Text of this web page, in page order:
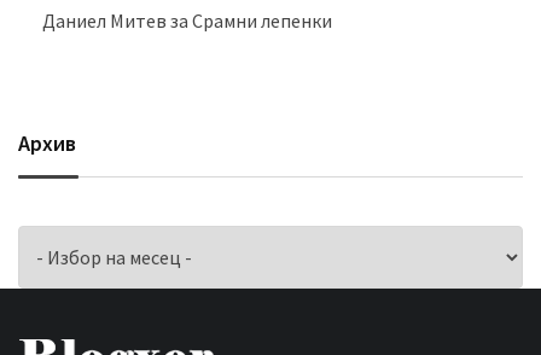
Даниел Митев за Срамни лепенки
Архив
Архив